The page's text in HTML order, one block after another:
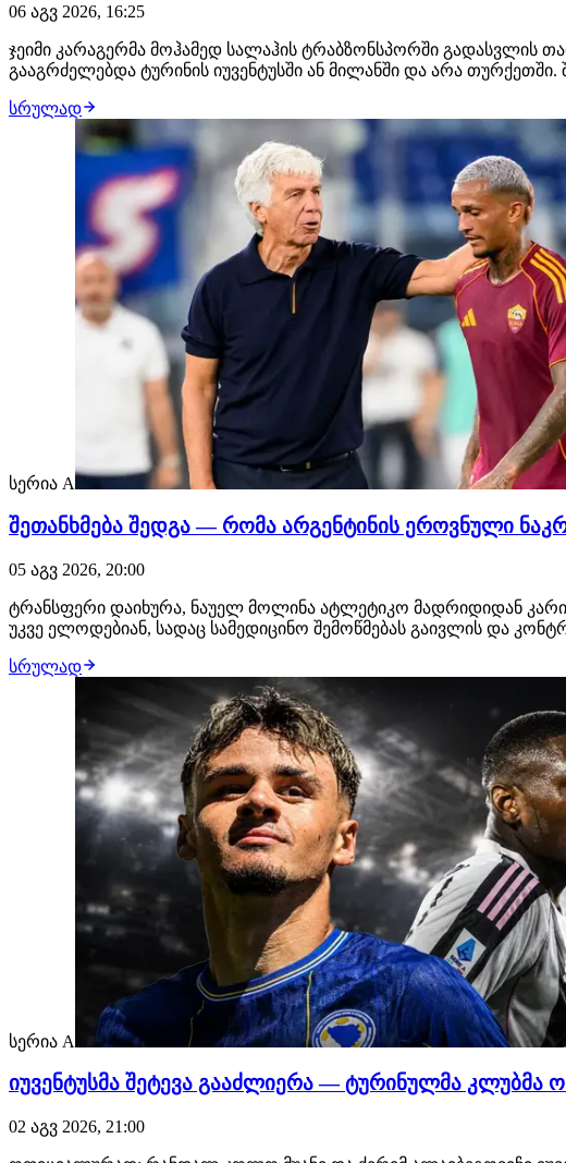
06 აგვ 2026, 16:25
ჯეიმი კარაგერმა მოჰამედ სალაჰის ტრაბზონსპორში გადასვლის
გააგრძელებდა ტურინის იუვენტუსში ან მილანში და არა
სრულად
სერია A
შეთანხმება შედგა — რომა არგენტინის ეროვნული
05 აგვ 2026, 20:00
ტრანსფერი დაიხურა, ნაუელ მოლინა ატლეტიკო მადრიდიდან
უკვე ელოდებიან, სადაც სამედიცინო შემოწმებას გაივლის და
სრულად
სერია A
იუვენტუსმა შეტევა გააძლიერა — ტურინულმა
02 აგვ 2026, 21:00